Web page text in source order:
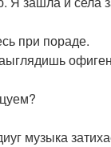
при пораде.
музыка